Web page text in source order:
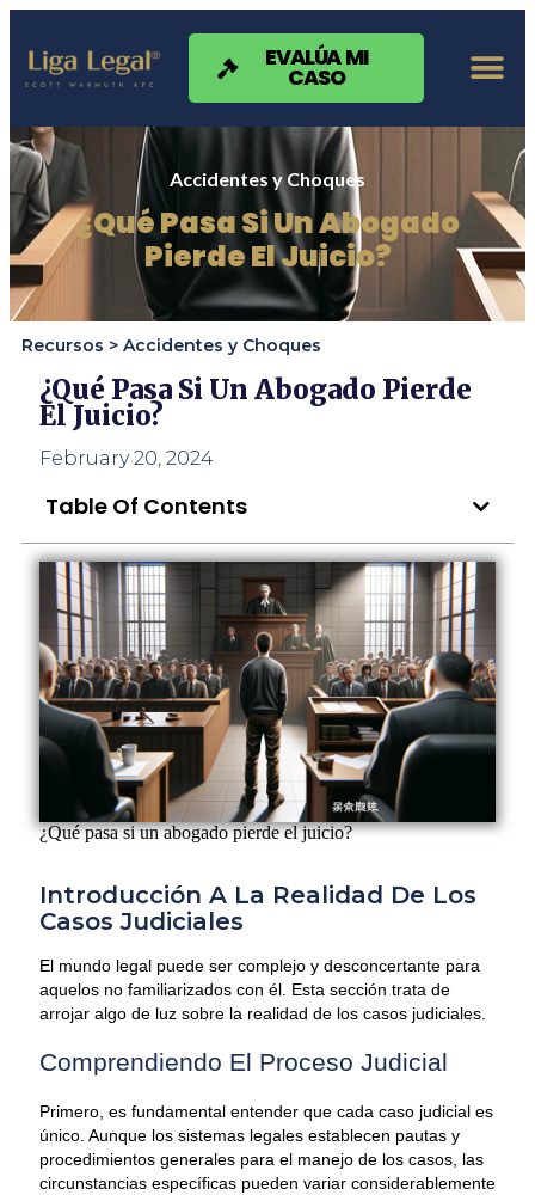
Nota:
sitio
web
sistema
de
accesibilidad.
EVALÚA MI
CASO
Accidentes y Choques
¿Qué Pasa Si Un Abogado
Pierde El Juicio?
Recursos > Accidentes y Choques
¿Qué Pasa Si Un Abogado Pierde
El Juicio?
February 20, 2024
Table Of Contents
¿Qué pasa si un abogado pierde el juicio?
Introducción A La Realidad De Los
Casos Judiciales
El mundo legal puede ser complejo y desconcertante para
aquelos no familiarizados con él. Esta sección trata de
arrojar algo de luz sobre la realidad de los casos judiciales.
Comprendiendo El Proceso Judicial
Primero, es fundamental entender que cada caso judicial es
único. Aunque los sistemas legales establecen pautas y
procedimientos generales para el manejo de los casos, las
circunstancias especí­ficas pueden variar considerablemente